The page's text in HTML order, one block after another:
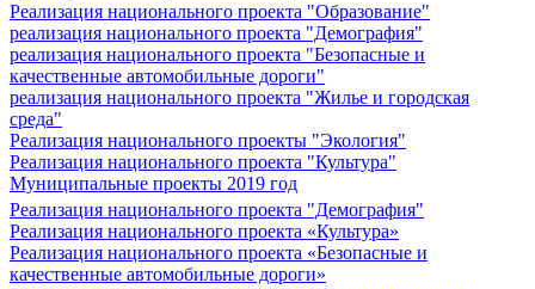
Реализация национального проекта "Образование"
реализация национального проекта "Демография"
реализация национального проекта "Безопасные и
качественные автомобильные дороги"
реализация национального проекта "Жилье и городская
среда"
Реализация национального проекты "Экология"
Реализация национального проекта "Культура"
Муниципальные проекты 2019 год
Реализация национального проекта "Демография"
Реализация национального проекта «Культура»
Реализация национального проекта «Безопасные и
качественные автомобильные дороги»